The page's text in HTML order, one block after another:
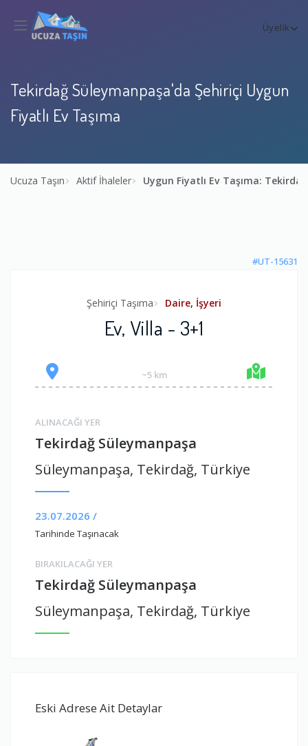
Üyelik
Tekirdağ Süleymanpaşa'da Şehiriçi Uygun
Fiyatlı Ev Taşıma
Ucuza Taşın Aktif İhaleler Uygun Fiyatlı Ev Taşıma:
#UT-15631
Şehiriçi Taşıma Daire, İşyeri
Ev, Villa - 3+1
~5 km
ALINACAĞI YER
Tekirdağ Süleymanpaşa
Süleymanpaşa, Tekirdağ, Türkiye
23.07.2026 /
Tarihinde Taşınacak
BIRAKILACAĞI YER
Tekirdağ Süleymanpaşa
Süleymanpaşa, Tekirdağ, Türkiye
Eski Adrese Ait Detaylar